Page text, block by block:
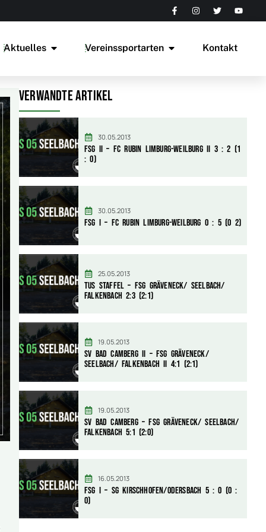
Aktuelles Vereinssportarten Kontakt
Verwandte Artikel
30.05.2013
FSG II – FC Rubin Limburg-Weilburg II 3 : 2 (1
: 0)
30.05.2013
FSG I – FC Rubin Limburg-Weilburg 0 : 5 (0 2)
25.05.2013
TuS Staffel – FSG Gräveneck/ Seelbach/
Falkenbach 2:3 (2:1)
19.05.2013
SV Bad Camberg II – FSG Gräveneck/
Seelbach/ Falkenbach II 4:1 (2:1)
19.05.2013
SV Bad Camberg – FSG Gräveneck/ Seelbach/
Falkenbach 5:1 (2:0)
16.05.2013
FSG I – SG Kirschhofen/Odersbach 5 : 0 (0 :
0)